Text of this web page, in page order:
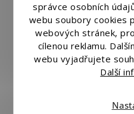
správce osobních
webu soubory cookies
webových stránek,
cílenou reklamu.
webu vyjadřujete
Další
Vytvořil Shoptet |